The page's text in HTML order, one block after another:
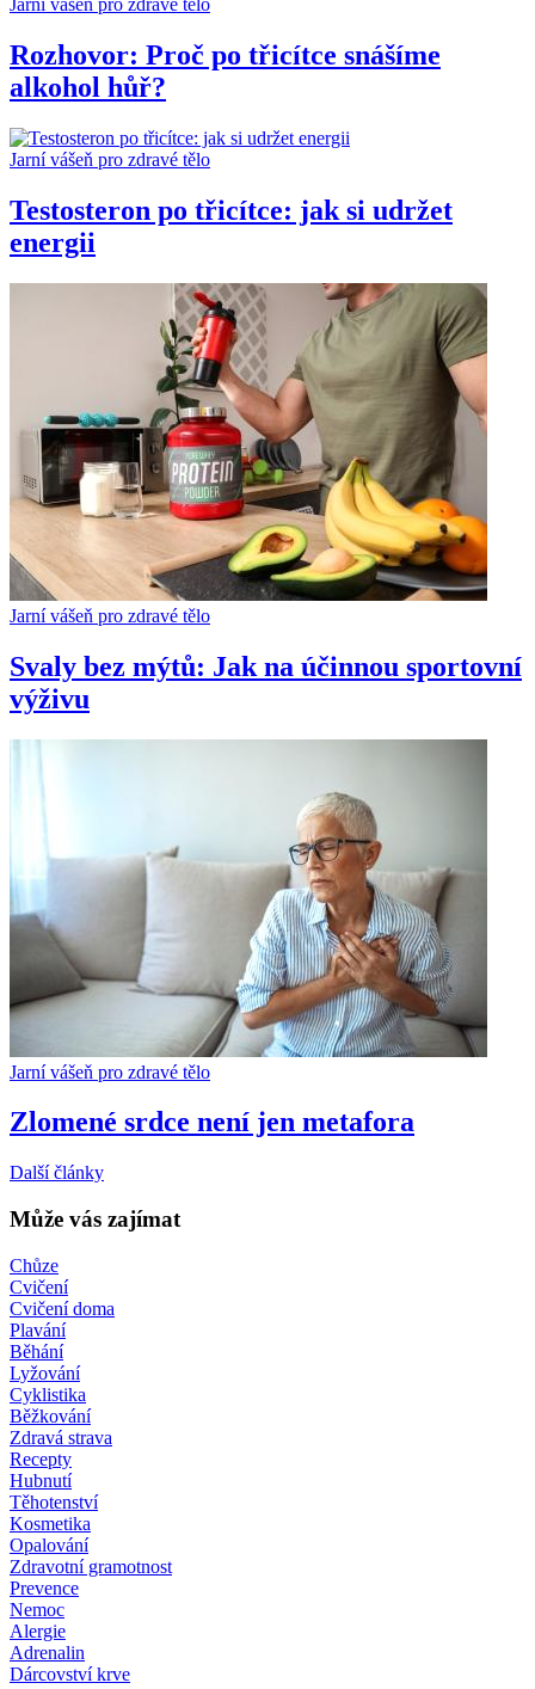
Jarní vášeň pro zdravé tělo
Rozhovor: Proč po třicítce snášíme
alkohol hůř?
Jarní vášeň pro zdravé tělo
Testosteron po třicítce: jak si udržet
energii
Jarní vášeň pro zdravé tělo
Svaly bez mýtů: Jak na účinnou sportovní
výživu
Jarní vášeň pro zdravé tělo
Zlomené srdce není jen metafora
Další články
Může vás zajímat
Chůze
Cvičení
Cvičení doma
Plavání
Běhání
Lyžování
Cyklistika
Běžkování
Zdravá strava
Recepty
Hubnutí
Těhotenství
Kosmetika
Opalování
Zdravotní gramotnost
Prevence
Nemoc
Alergie
Adrenalin
Dárcovství krve